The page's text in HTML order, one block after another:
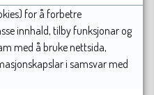
for å forbetre
innhald, tilby funksjonar og
med å bruke nettsida,
i samsvar med